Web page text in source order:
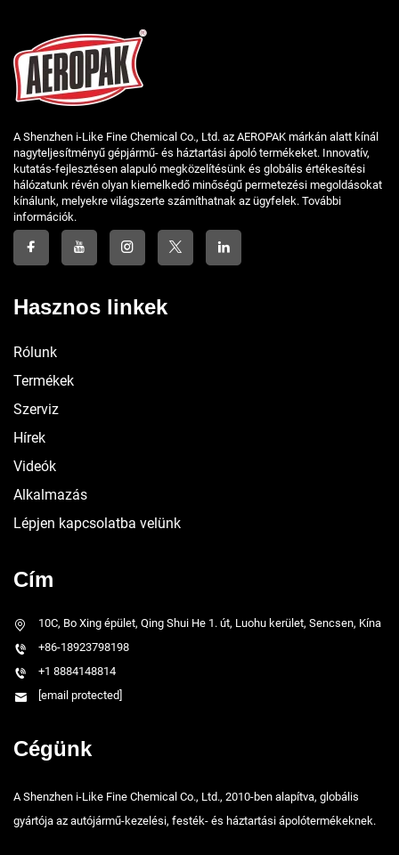
A Shenzhen i-Like Fine Chemical Co., Ltd. az AEROPAK márkán alatt kínál
nagyteljesítményű gépjármű- és háztartási ápoló termékeket. Innovatív,
kutatás-fejlesztésen alapuló megközelítésünk és globális értékesítési
hálózatunk révén olyan kiemelkedő minőségű permetezési megoldásokat
kínálunk, melyekre világszerte számíthatnak az ügyfelek. További
információk.
Hasznos linkek
Rólunk
Termékek
Szerviz
Hírek
Videók
Alkalmazás
Lépjen kapcsolatba velünk
Cím
10C, Bo Xing épület, Qing Shui He 1. út, Luohu kerület, Sencsen, Kína
+86-18923798198
+1 8884148814
[email protected]
Cégünk
A Shenzhen i-Like Fine Chemical Co., Ltd., 2010-ben alapítva, globális
gyártója az autójármű-kezelési, festék- és háztartási ápolótermékeknek.